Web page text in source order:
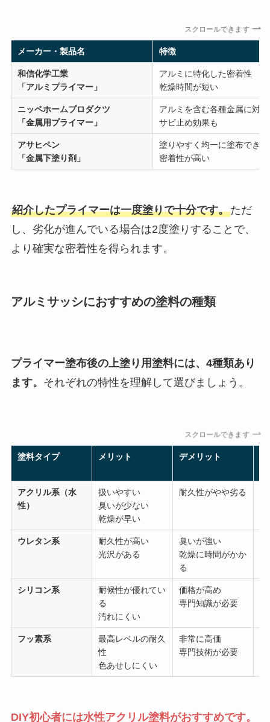
スクロールできます
メーカー・製品名 特徴
和信化学工業
「アルミプライマー」
アルミに特化した密着性
乾燥時間が短い
ニッペホームプロダクツ
「金属用プライマー」
アルミを含む各種金属に対応
サビ止め効果も
アサヒペン
「金属下塗り剤」
塗りやすく均一に塗布できる
密着性が高い
紹介したプライマーは一度塗りで十分です。ただ
し、劣化が進んでいる場合は2度塗りすることで、
より確実な密着性を得られます。
アルミサッシにおすすめの塗料の種類
プライマー塗布後の上塗り用塗料には、4種類あり
ます。 それぞれの特性を理解して選びましょう。
スクロールできます
塗料タイプ メリット デメリット
アクリル系（水
性）
扱いやすい
臭いが少ない
乾燥が早い
耐久性がやや劣る
ウレタン系
耐久性が高い
光沢がある
臭いが強い
乾燥に時間がかか
る
シリコン系
耐候性が優れてい
る
汚れにくい
価格が高め
専門知識が必要
フッ素系
最高レベルの耐久
性
色あせしにくい
非常に高価
専門技術が必要
DIY初心者には水性アクリル塗料がおすすめです。